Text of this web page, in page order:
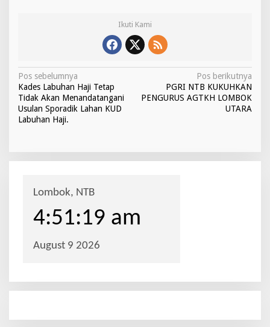
Ikuti Kami
N
a
v
a
Pos sebelumnya
Kades Labuhan Haji Tetap
Tidak Akan Menandatangani
Usulan Sporadik Lahan KUD
Labuhan Haji.
Pos berikutnya
PGRI NTB KUKUHKAN
PENGURUS AGTKH LOMBOK
UTARA